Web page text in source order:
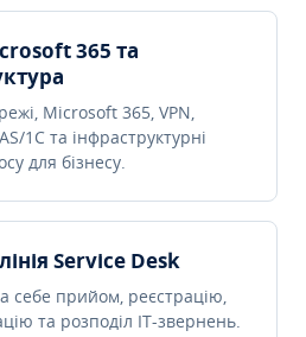
365 та
Microsoft 365, VPN,
1C та інфраструктурні
для бізнесу.
Service Desk
себе прийом, реєстрацію,
та розподіл IT-звернень.